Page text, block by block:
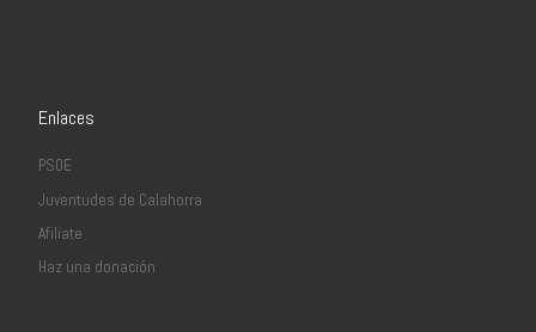
Enlaces
PSOE
Juventudes de Calahorra
Afiliate
Haz una donación